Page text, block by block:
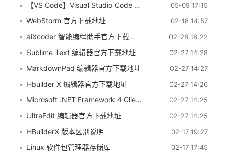
【VS Code】Visual Studio Code 官方下载地址 05-09 17:15
WebStorm 官方下载地址 02-18 14:57
aiXcoder 智能编程助手官方下载地址 02-28 18:22
Sublime Text 编辑器官方下载地址 02-27 14:28
MarkdownPad 编辑器官方下载地址 02-27 14:27
Hbuilder X 编辑器官方下载地址 02-27 14:26
Microsoft .NET Framework 4 Client Profile（简体中文独立安装程序）官方下载地址 02-27 14:25
UltraEdit 编辑器官方下载地址 02-27 14:25
HBuilderX 版本区别说明 02-17 19:27
Linux 软件包管理器存储库 02-17 17:45